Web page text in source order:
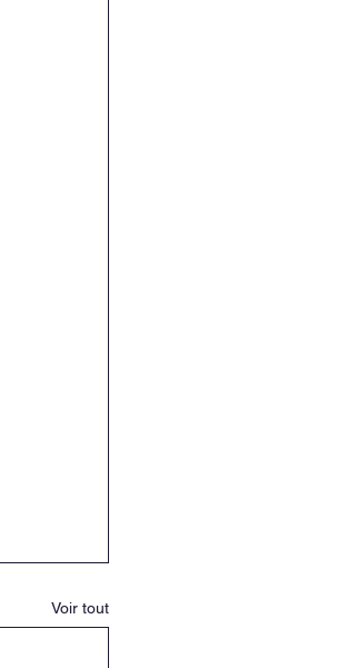
Voir tout